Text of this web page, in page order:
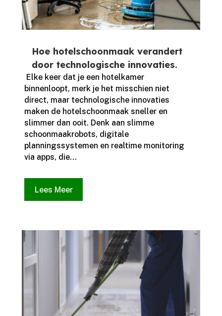
Hoe hotelschoonmaak verandert
door technologische innovaties.
​ Elke keer dat je een hotelkamer
binnenloopt, merk je het misschien niet
direct, maar technologische innovaties
maken de hotelschoonmaak sneller en
slimmer dan ooit.​ Denk aan slimme
schoonmaakrobots, digitale
planningssystemen en realtime monitoring
via apps, die...
Lees Meer